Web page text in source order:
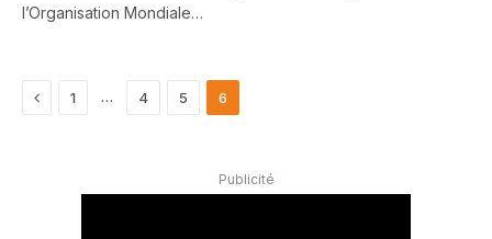
l’Organisation Mondiale…
Previous
1 … 4 5 6
Publicité